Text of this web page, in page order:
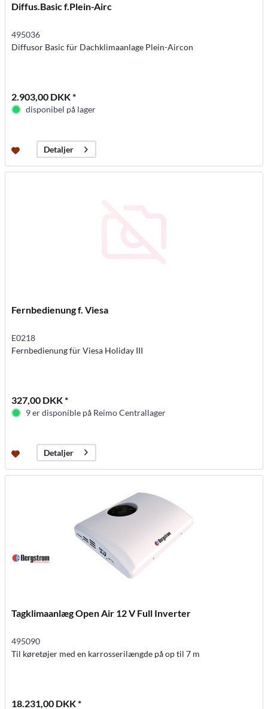
Diffus.Basic f.Plein-Airc
495036
Diffusor Basic für Dachklimaanlage Plein-Aircon
2.903,00 DKK *
disponibel på lager
Detaljer
Fernbedienung f. Viesa
E0218
Fernbedienung für Viesa Holiday III
327,00 DKK *
9 er disponible på Reimo Centrallager
Detaljer
Tagklimaanlæg Open Air 12 V Full Inverter
495090
Til køretøjer med en karrosserilængde på op til 7 m
18.231,00 DKK *